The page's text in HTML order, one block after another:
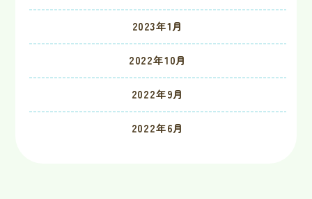
2023年1月
2022年10月
2022年9月
2022年6月